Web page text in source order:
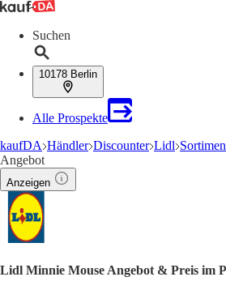
Suchen
10178 Berlin
Alle Prospekte
kaufDA Händler Discounter Lidl
Angebot
Anzeigen
Lidl Minnie Mouse Angebot & Preis im